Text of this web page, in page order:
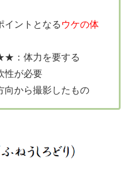
イントとなる ウケの体
：体力を要する
が必要
向から撮影したもの